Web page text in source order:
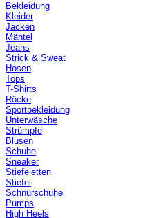
Bekleidung
Kleider
Jacken
Mäntel
Jeans
Strick & Sweat
Hosen
Tops
T-Shirts
Röcke
Sportbekleidung
Unterwäsche
Strümpfe
Blusen
Schuhe
Sneaker
Stiefeletten
Stiefel
Schnürschuhe
Pumps
High Heels